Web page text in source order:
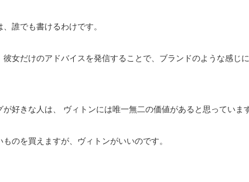
誰でも書けるわけです。
女だけのアドバイスを発信することで、 ブランドのような感じ
好きな人は、 ヴィトンには唯一無二の価値があると思っています
のを買えますが、 ヴィトンがいいのです。